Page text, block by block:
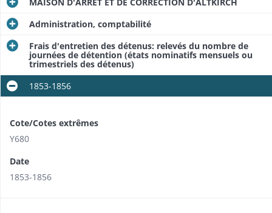
Administration, comptabilité
Frais d'entretien des détenus: relevés du nombre de
journées de détention (états nominatifs mensuels ou
trimestriels des détenus)
1853-1856
Cote/Cotes extrêmes
Y680
Date
1853-1856